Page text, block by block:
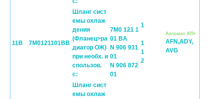
11B 7M0121101BB
Шланг сист
емы охлаж
дения
(Фланец>ра
диатор ОЖ)
при необх. и
спользов.
с:
7M0 121 1
01 BA
N 906 931
01
N 906 872
01
1
1
1
2
Автомат. КП+
AFN,ADY,
AVG
Шланг сист
емы охлаж